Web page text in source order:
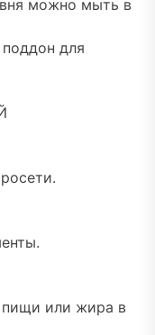
можно мыть в
для
пищи или жира в